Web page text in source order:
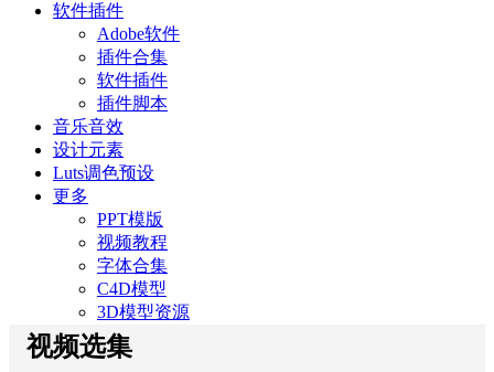
软件插件
Adobe软件
插件合集
软件插件
插件脚本
音乐音效
设计元素
Luts调色预设
更多
PPT模版
视频教程
字体合集
C4D模型
3D模型资源
视频选集